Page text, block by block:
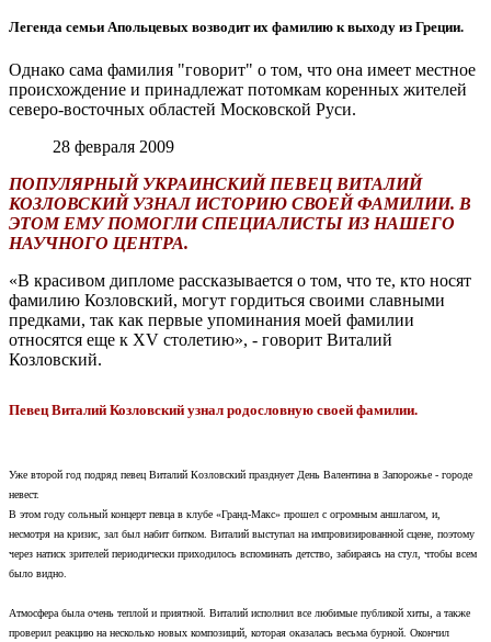
Легенда семьи Апольцевых возводит их фамилию к выходу из Греции.
Однако сама фамилия "говорит" о том, что она имеет местное
происхождение и принадлежат потомкам коренных жителей
северо-восточных областей Московской Руси.
28 февраля 2009
ПОПУЛЯРНЫЙ УКРАИНСКИЙ ПЕВЕЦ ВИТАЛИЙ
КОЗЛОВСКИЙ УЗНАЛ ИСТОРИЮ СВОЕЙ ФАМИЛИИ. В
ЭТОМ ЕМУ ПОМОГЛИ СПЕЦИАЛИСТЫ ИЗ НАШЕГО
НАУЧНОГО ЦЕНТРА.
«В красивом дипломе рассказывается о том, что те, кто носят
фамилию Козловский, могут гордиться своими славными
предками, так как первые упоминания моей фамилии
относятся еще к XV столетию», - говорит Виталий
Козловский.
Певец Виталий Козловский узнал родословную своей фамилии.
Уже второй год подряд певец Виталий Козловский празднует День Валентина в Запорожье - городе
невест.
В этом году сольный концерт певца в клубе «Гранд-Макс» прошел с огромным аншлагом, и,
несмотря на кризис, зал был набит битком. Виталий выступал на импровизированной сцене, поэтому
через натиск зрителей периодически приходилось вспоминать детство, забираясь на стул, чтобы всем
было видно.
Атмосфера была очень теплой и приятной. Виталий исполнил все любимые публикой хиты, а также
проверил реакцию на несколько новых композиций, которая оказалась весьма бурной. Окончил